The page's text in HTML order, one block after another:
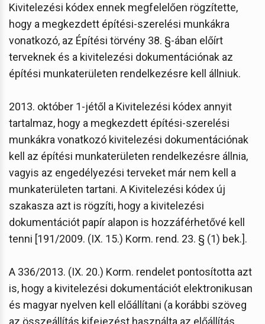
Kivitelezési kódex ennek megfelelően rögzítette,
hogy a megkezdett építési-szerelési munkákra
vonatkozó, az Építési törvény 38. §-ában előírt
terveknek és a kivitelezési dokumentációnak az
építési munkaterületen rendelkezésre kell állniuk.
2013. október 1-jétől a Kivitelezési kódex annyit
tartalmaz, hogy a megkezdett építési-szerelési
munkákra vonatkozó kivitelezési dokumentációnak
kell az építési munkaterületen rendelkezésre állnia,
vagyis az engedélyezési terveket már nem kell a
munkaterületen tartani. A Kivitelezési kódex új
szakasza azt is rögzíti, hogy a kivitelezési
dokumentációt papír alapon is hozzáférhetővé kell
tenni [191/2009. (IX. 15.) Korm. rend. 23. § (1) bek.].
A 336/2013. (IX. 20.) Korm. rendelet pontosította azt
is, hogy a kivitelezési dokumentációt elektronikusan
és magyar nyelven kell előállítani (a korábbi szöveg
az összeállítás kifejezést használta az előállítás